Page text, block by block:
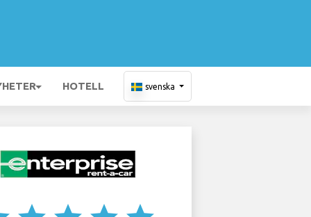
HOTELL svenska